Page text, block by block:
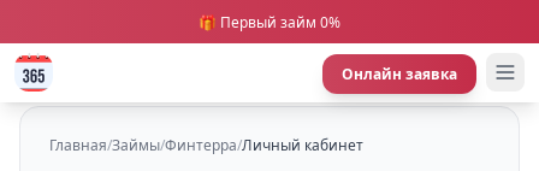
🎁 Первый займ 0%
Онлайн заявка
Главная/Займы/Финтерра/Личный кабинет